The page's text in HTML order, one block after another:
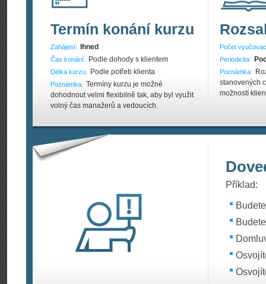
Termín konání kurzu
Zahájení: Ihned
Čas konání: Podle dohody s klientem
Délka kurzu: Podle potřeb klienta
Poznámka: Termíny kurzu je možné
dohodnout velmi flexibilně tak, aby byl využit
volný čas manažerů a vedoucích.
Počet
Periodicita:
Poznámka:
stanovených
možností
Příklad: